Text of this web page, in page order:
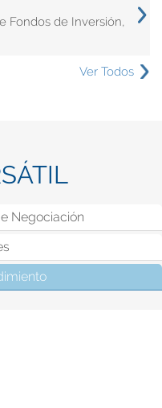
Fondos de Inversión,
Ver Todos
Negociación